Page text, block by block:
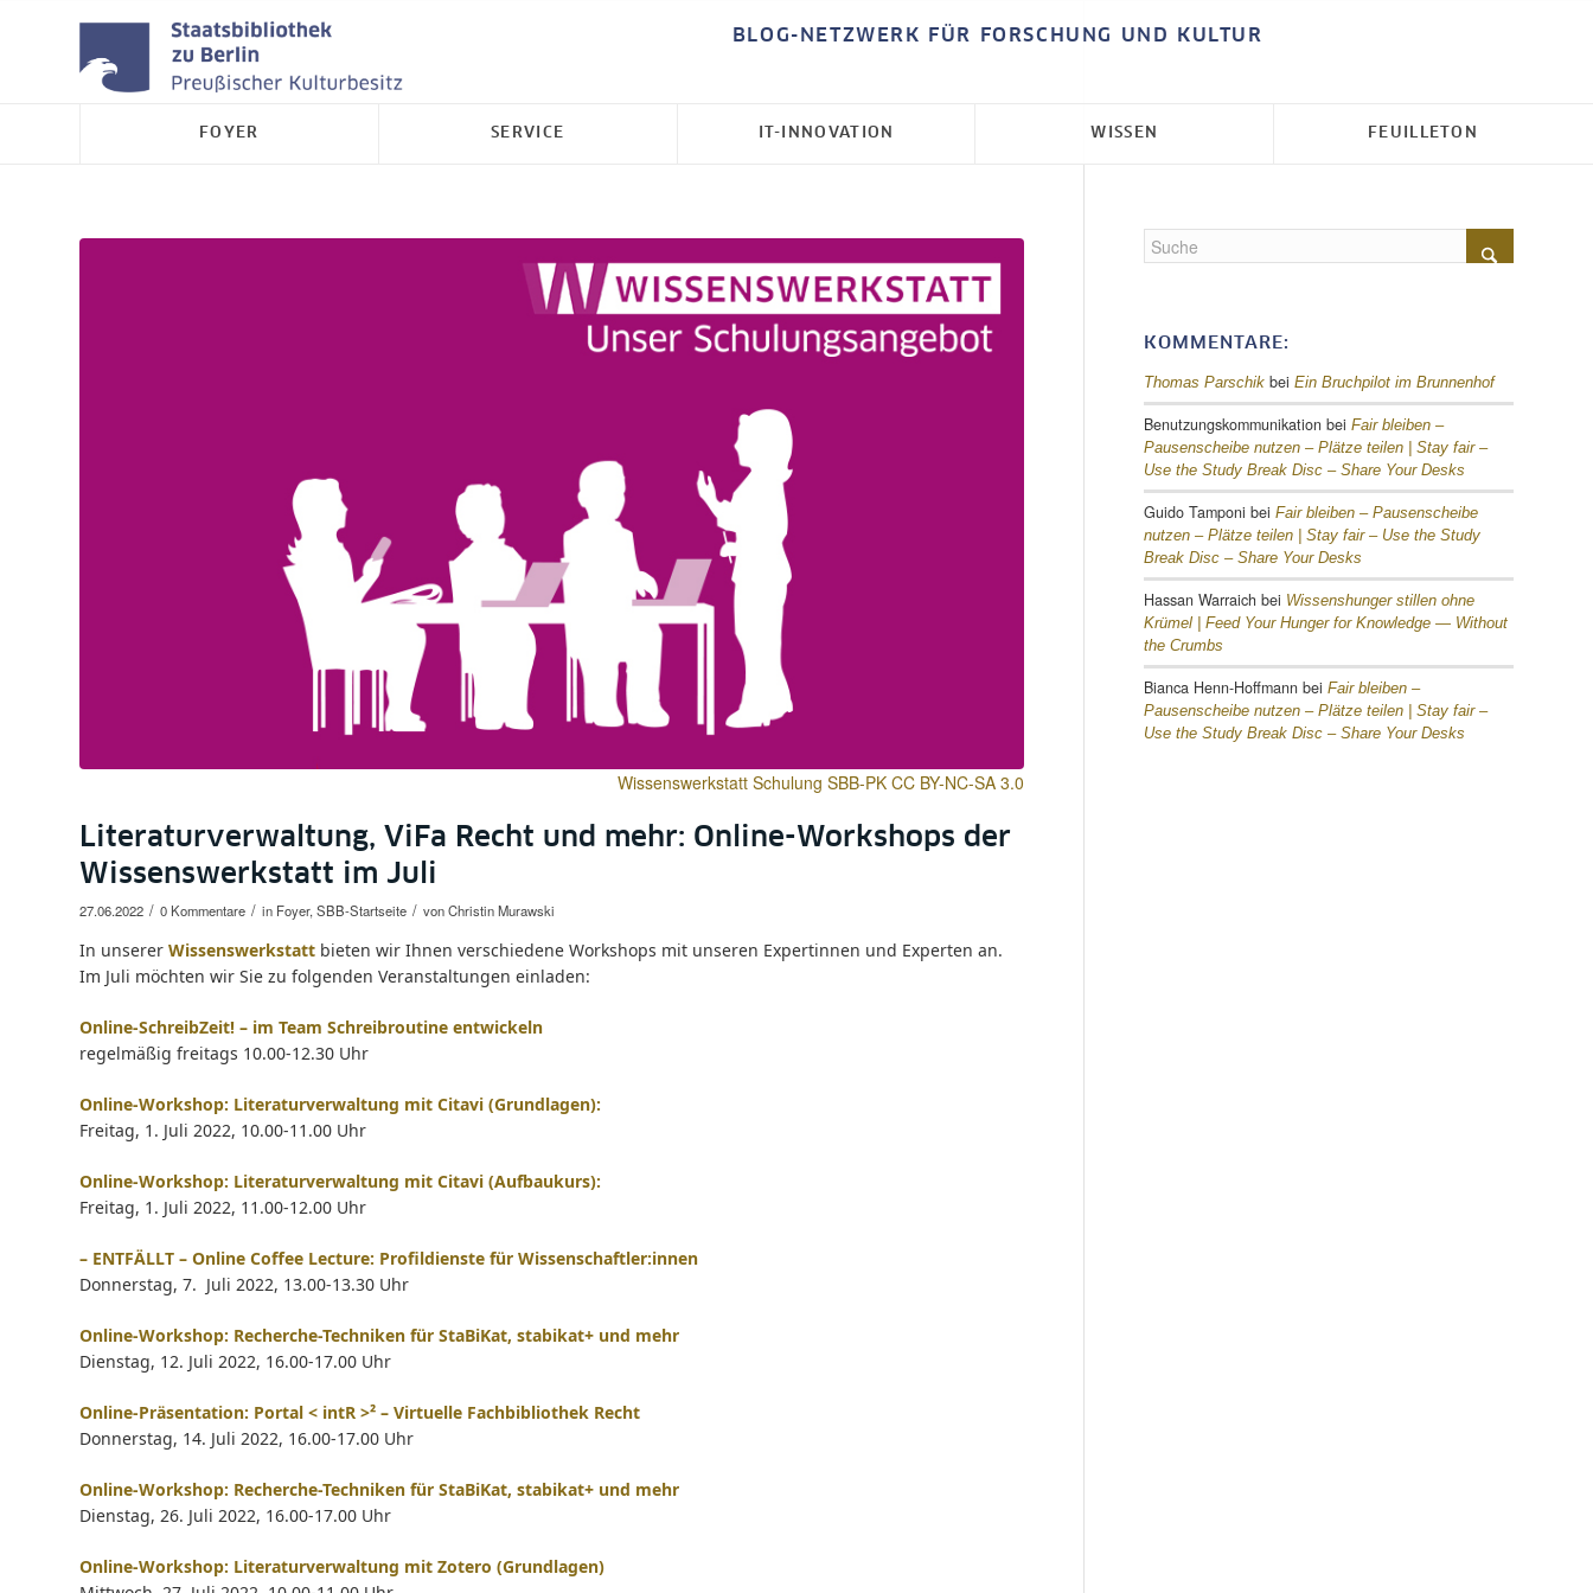
BLOG-NETZWERK FÜR FORSCHUNG UND KULTUR
FOYER SERVICE IT-INNOVATION WISSEN FEUILLETON
Wissenswerkstatt Schulung SBB-PK CC BY-NC-SA 3.0
Literaturverwaltung, ViFa Recht und mehr: Online-Workshops der
Wissenswerkstatt im Juli
27.06.2022 / 0 Kommentare / in Foyer, SBB-Startseite / vonChristin Murawski
In unserer Wissenswerkstatt bieten wir Ihnen verschiedene Workshops mit unseren Expertinnen und Experten an.
Im Juli möchten wir Sie zu folgenden Veranstaltungen einladen:
Online-SchreibZeit! – im Team Schreibroutine entwickeln
regelmäßig freitags 10.00-12.30 Uhr
Online-Workshop: Literaturverwaltung mit Citavi (Grundlagen):
Freitag, 1. Juli 2022, 10.00-11.00 Uhr
Online-Workshop: Literaturverwaltung mit Citavi (Aufbaukurs):
Freitag, 1. Juli 2022, 11.00-12.00 Uhr
– ENTFÄLLT – Online Coffee Lecture: Profildienste für Wissenschaftler:innen
Donnerstag, 7. Juli 2022, 13.00-13.30 Uhr
Online-Workshop: Recherche-Techniken für StaBiKat, stabikat+ und mehr
Dienstag, 12. Juli 2022, 16.00-17.00 Uhr
Online-Präsentation: Portal < intR >² – Virtuelle Fachbibliothek Recht
Donnerstag, 14. Juli 2022, 16.00-17.00 Uhr
Online-Workshop: Recherche-Techniken für StaBiKat, stabikat+ und mehr
Dienstag, 26. Juli 2022, 16.00-17.00 Uhr
Online-Workshop: Literaturverwaltung mit Zotero (Grundlagen)
KOMMENTARE:
Thomas Parschik bei Ein Bruchpilot im Brunnenhof
Benutzungskommunikation bei Fair bleiben –
Pausenscheibe nutzen – Plätze teilen | Stay fair –
Use the Study Break Disc – Share Your Desks
Guido Tamponi bei Fair bleiben – Pausenscheibe
nutzen – Plätze teilen | Stay fair – Use the Study
Break Disc – Share Your Desks
Hassan Warraich bei Wissenshunger stillen ohne
Krümel | Feed Your Hunger for Knowledge — Without
the Crumbs
Bianca Henn-Hoffmann bei Fair bleiben –
Pausenscheibe nutzen – Plätze teilen | Stay fair –
Use the Study Break Disc – Share Your Desks